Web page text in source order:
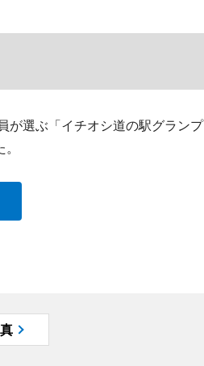
が選ぶ「イチオシ道の駅グランプ